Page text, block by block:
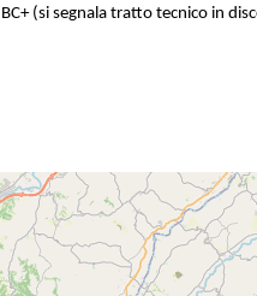
BC+ (si segnala tratto tecnico in